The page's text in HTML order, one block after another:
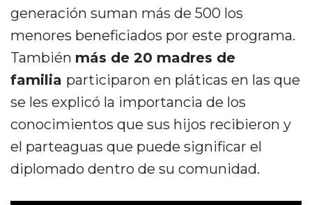
generación suman más de 500 los
menores beneficiados por este programa.
También más de 20 madres de
familia participaron en pláticas en las que
se les explicó la importancia de los
conocimientos que sus hijos recibieron y
el parteaguas que puede significar el
diplomado dentro de su comunidad.